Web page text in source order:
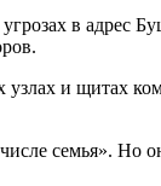
в адрес
и щитах
семья». Но